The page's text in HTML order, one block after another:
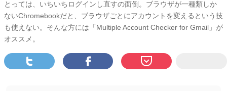
とっては、いちいちログインし直すの面倒。ブラウザが一種類しか
ないChromebookだと、ブラウザごとにアカウントを変えるという技
も使えない。そんな方には「Multiple Account Checker for Gmail」が
オススメ。